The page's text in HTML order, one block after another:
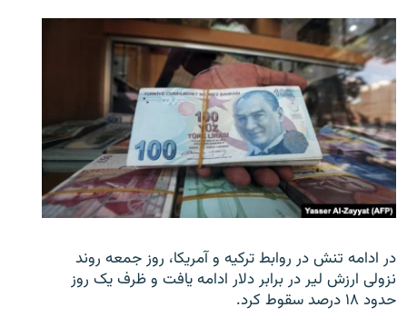
در ادامه تنش در روابط ترکیه و آمریکا، روز جمعه روند
نزولی ارزش لیر در برابر دلار ادامه یافت و ظرف یک روز
حدود ۱۸ درصد سقوط کرد.